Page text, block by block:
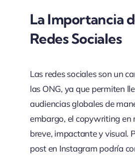
La Importancia
Redes Sociales
Las redes sociales son un
las ONG, ya que permiten
audiencias globales de
embargo, el copywriting en
breve, impactante y visual.
post en Instagram podría